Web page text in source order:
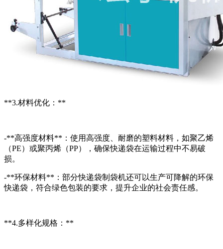
**3.材料优化：**
-**高强度材料**：使用高强度、耐磨的塑料材料，如聚乙烯
（PE）或聚丙烯（PP），确保快递袋在运输过程中不易破
损。
-**环保材料**：部分快递袋制袋机还可以生产可降解的环保
快递袋，符合绿色包装的要求，提升企业的社会责任感。
**4.多样化规格：**